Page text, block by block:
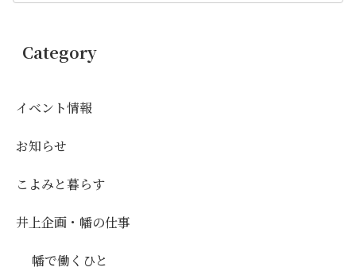
Category
イベント情報
お知らせ
こよみと暮らす
井上企画・幡の仕事
幡で働くひと